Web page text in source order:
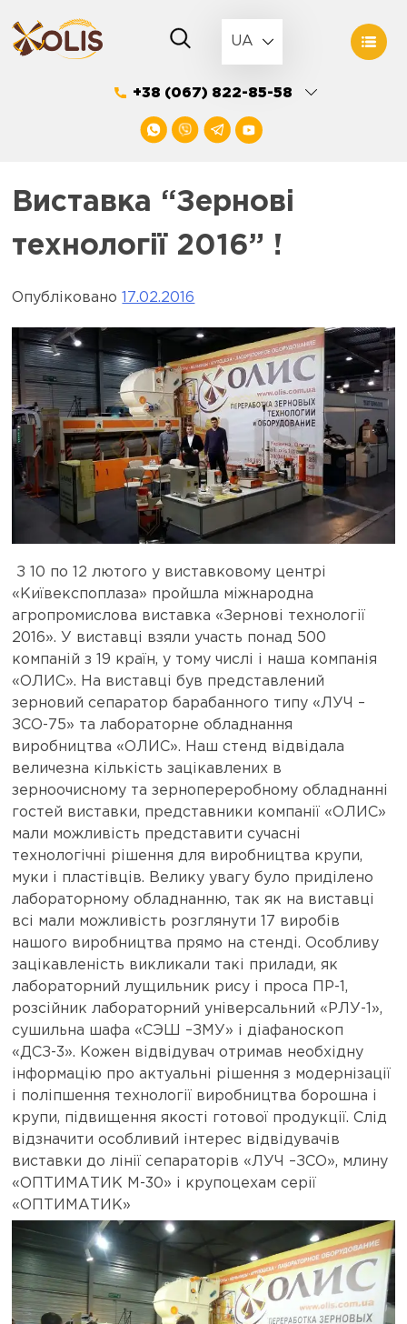
to
content
UA
+38 (067) 822-85-58
Виставка “Зернові
технології 2016” !
Опубліковано 17.02.2016
З 10 по 12 лютого у виставковому центрі
«Київекспоплаза» пройшла міжнародна
агропромислова виставка «Зернові технології
2016». У виставці взяли участь понад 500
компаній з 19 країн, у тому числі і наша компанія
«ОЛИС». На виставці був представлений
зерновий сепаратор барабанного типу «ЛУЧ –
ЗСО-75» та лабораторне обладнання
виробництва «ОЛИС». Наш стенд відвідала
величезна кількість зацікавлених в
зерноочисному та зернопереробному обладнанні
гостей виставки, представники компанії «ОЛИС»
мали можливість представити сучасні
технологічні рішення для виробництва крупи,
муки і пластівців. Велику увагу було приділено
лабораторному обладнанню, так як на виставці
всі мали можливість розглянути 17 виробів
нашого виробництва прямо на стенді. Особливу
зацікавленість викликали такі прилади, як
лабораторний лущильник рису і проса ПР-1,
розсійник лабораторний універсальний «РЛУ-1»,
сушильна шафа «СЭШ –ЗМУ» і діафаноскоп
«ДСЗ-3». Кожен відвідувач отримав необхідну
інформацію про актуальні рішення з модернізації
і поліпшення технології виробництва борошна і
крупи, підвищення якості готової продукції. Слід
відзначити особливий інтерес відвідувачів
виставки до лінії сепараторів «ЛУЧ –ЗСО», млину
«ОПТИМАТИК М-30» і крупоцехам серії
«ОПТИМАТИК»